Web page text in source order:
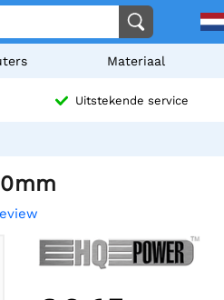
Materiaal
Uitstekende service